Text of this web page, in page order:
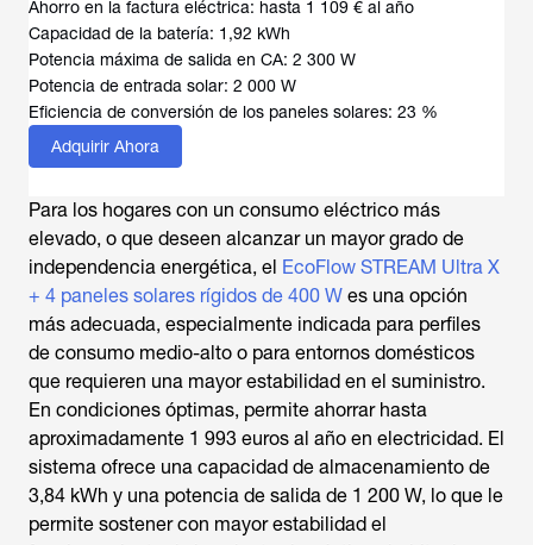
Ahorro en la factura eléctrica: hasta 1 109 € al año
Capacidad de la batería: 1,92 kWh
Potencia máxima de salida en CA: 2 300 W
Potencia de entrada solar: 2 000 W
Eficiencia de conversión de los paneles solares: 23 %
Adquirir Ahora
Para los hogares con un consumo eléctrico más
elevado, o que deseen alcanzar un mayor grado de
independencia energética, el EcoFlow STREAM Ultra X
+ 4 paneles solares rígidos de 400 W es una opción
más adecuada, especialmente indicada para perfiles
de consumo medio-alto o para entornos domésticos
que requieren una mayor estabilidad en el suministro.
En condiciones óptimas, permite ahorrar hasta
aproximadamente 1 993 euros al año en electricidad. El
sistema ofrece una capacidad de almacenamiento de
3,84 kWh y una potencia de salida de 1 200 W, lo que le
permite sostener con mayor estabilidad el